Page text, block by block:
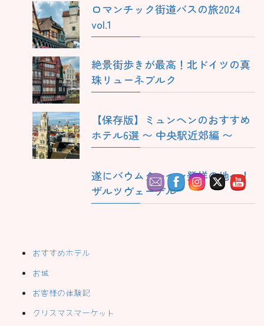
ロマンチック街道バスの旅2024
vol.1
絶景街歩きが最高！北ドイツの真
珠リューネブルク
【保存版】ミュンヘンのおすすめ
ホテル6選 〜 中央駅近郊編 〜
遂にバウムクーヘン発祥の地へ！
ザルツヴェーデル
おすすめホテル
お城
お客様の体験記
クリスマスマーケット